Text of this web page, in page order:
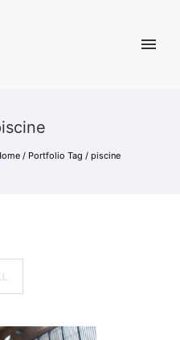
/ Portfolio Tag / piscine